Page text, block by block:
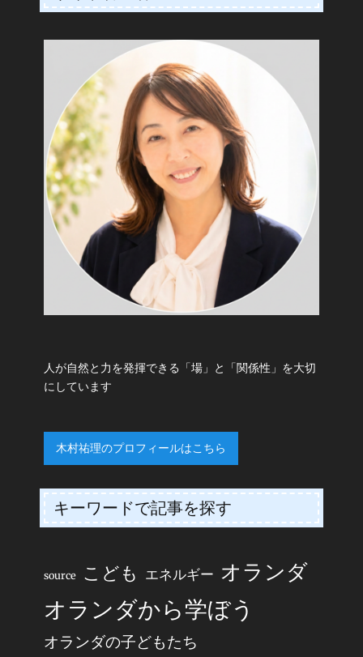
人が自然と力を発揮できる「場」と「関係性」を大切
にしています
木村祐理のプロフィールはこちら
キーワードで記事を探す
source こども エネルギー オランダ
オランダから学ぼう
オランダの子どもたち